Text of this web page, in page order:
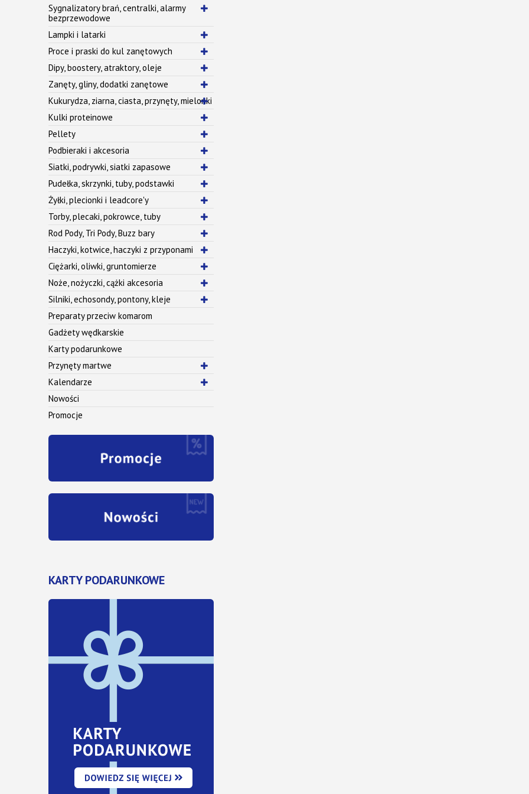
Sygnalizatory brań, centralki, alarmy
bezprzewodowe
Lampki i latarki
Proce i praski do kul zanętowych
Dipy, boostery, atraktory, oleje
Zanęty, gliny, dodatki zanętowe
Kukurydza, ziarna, ciasta, przynęty, mielonki
Kulki proteinowe
Pellety
Podbieraki i akcesoria
Siatki, podrywki, siatki zapasowe
Pudełka, skrzynki, tuby, podstawki
Żyłki, plecionki i leadcore'y
Torby, plecaki, pokrowce, tuby
Rod Pody, Tri Pody, Buzz bary
Haczyki, kotwice, haczyki z przyponami
Ciężarki, oliwki, gruntomierze
Noże, nożyczki, cążki akcesoria
Silniki, echosondy, pontony, kleje
Preparaty przeciw komarom
Gadżety wędkarskie
Karty podarunkowe
Przynęty martwe
Kalendarze
Nowości
Promocje
KARTY PODARUNKOWE